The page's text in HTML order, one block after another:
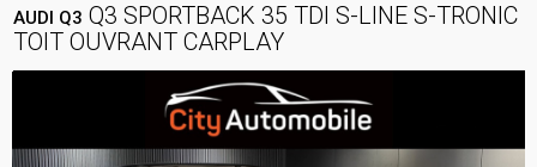
AUDI Q3 Q3 SPORTBACK 35 TDI S-LINE S-TRONIC
TOIT OUVRANT CARPLAY